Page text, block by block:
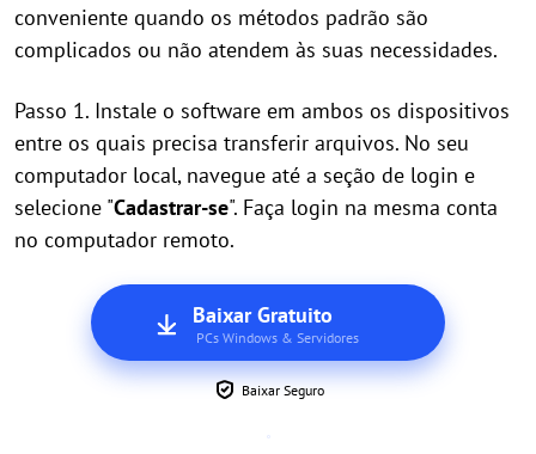
conveniente quando os métodos padrão são
complicados ou não atendem às suas necessidades.
Passo 1. Instale o software em ambos os dispositivos
entre os quais precisa transferir arquivos. No seu
computador local, navegue até a seção de login e
selecione "Cadastrar-se". Faça login na mesma conta
no computador remoto.
Baixar Gratuito
PCs Windows & Servidores
Baixar Seguro